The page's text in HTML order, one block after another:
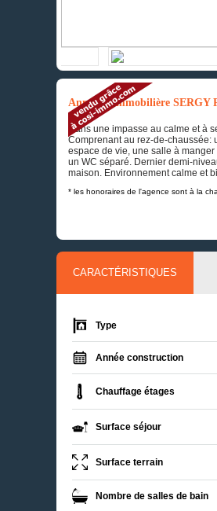
Annonce immobilière SERGY
Dans une impasse au calme et à
Comprenant au rez-de-chaussée:
espace de vie, une salle à
un WC séparé. Dernier demi-
maison. Environnement calme et
* les honoraires de l'agence sont à la
CARACTÉRISTIQUES
Type
Année construction
Chauffage étages
Surface séjour
Surface terrain
Nombre de salles de bain